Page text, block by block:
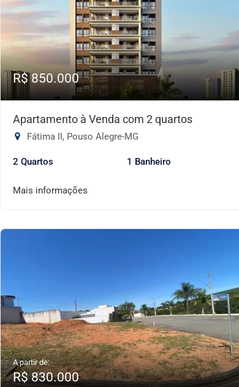
R$ 850.000
Apartamento à Venda com 2 quartos
Fátima II, Pouso Alegre-MG
2 Quartos 1 Banheiro
Mais informações
A partir de:
R$ 830.000